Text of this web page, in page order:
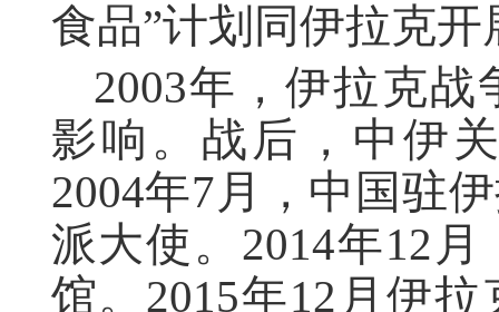
食品”计划同伊拉克
2003年，伊拉克
影响。战后，中伊
2004年7月，中国驻
派大使。2014年12
馆。2015年12月伊